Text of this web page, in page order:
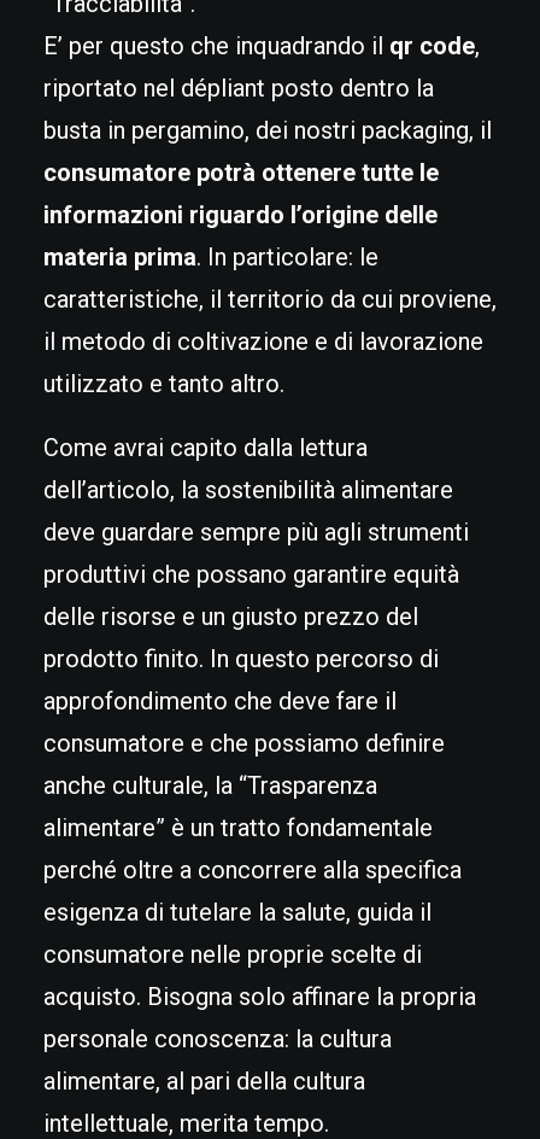
E’ per questo che inquadrando il qr code,
riportato nel dépliant posto dentro la
busta in pergamino, dei nostri packaging, il
consumatore potrà ottenere tutte le
informazioni riguardo l’origine delle
materia prima. In particolare: le
caratteristiche, il territorio da cui proviene,
il metodo di coltivazione e di lavorazione
utilizzato e tanto altro.
Come avrai capito dalla lettura
dell’articolo, la sostenibilità alimentare
deve guardare sempre più agli strumenti
produttivi che possano garantire equità
delle risorse e un giusto prezzo del
prodotto finito. In questo percorso di
approfondimento che deve fare il
consumatore e che possiamo definire
anche culturale, la “Trasparenza
alimentare” è un tratto fondamentale
perché oltre a concorrere alla specifica
esigenza di tutelare la salute, guida il
consumatore nelle proprie scelte di
acquisto. Bisogna solo affinare la propria
personale conoscenza: la cultura
alimentare, al pari della cultura
intellettuale, merita tempo.